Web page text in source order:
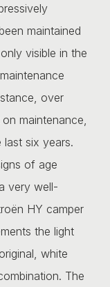
maintained
visible in the
over
maintenance,
six years.
of age
very well-
HY camper
the light
white
The